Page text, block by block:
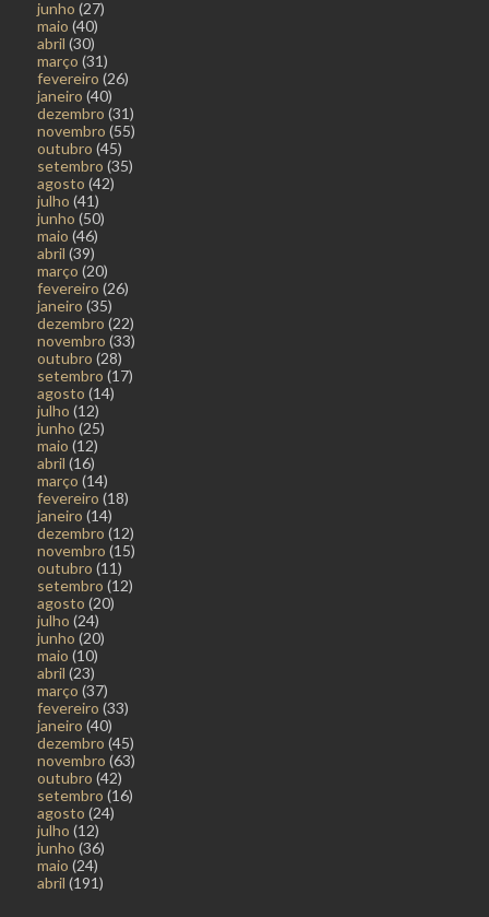
junho (27)
maio (40)
abril (30)
março (31)
fevereiro (26)
janeiro (40)
dezembro (31)
novembro (55)
outubro (45)
setembro (35)
agosto (42)
julho (41)
junho (50)
maio (46)
abril (39)
março (20)
fevereiro (26)
janeiro (35)
dezembro (22)
novembro (33)
outubro (28)
setembro (17)
agosto (14)
julho (12)
junho (25)
maio (12)
abril (16)
março (14)
fevereiro (18)
janeiro (14)
dezembro (12)
novembro (15)
outubro (11)
setembro (12)
agosto (20)
julho (24)
junho (20)
maio (10)
abril (23)
março (37)
fevereiro (33)
janeiro (40)
dezembro (45)
novembro (63)
outubro (42)
setembro (16)
agosto (24)
julho (12)
junho (36)
maio (24)
abril (191)